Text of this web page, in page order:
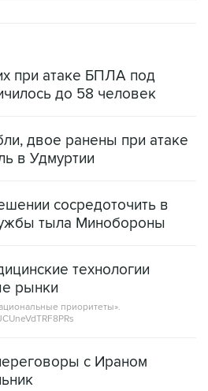
при атаке БПЛА под
до 58 человек
двое ранены при атаке
в Удмуртии
сосредоточить в
тыла Минобороны
технологии
рынки
приоритеты».
с Ираном